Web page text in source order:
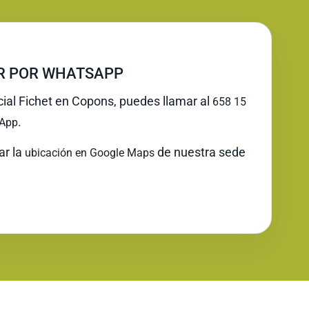
POR WHATSAPP
Fichet en Copons, puedes llamar al 658 15
.
la ubicación en Google Maps de nuestra sede